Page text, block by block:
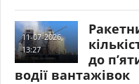
11-07-2026,
13:27
до
водії вантажівок